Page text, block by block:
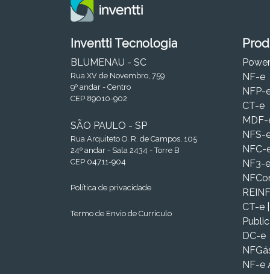
Inventti Tecnologia
BLUMENAU - SC
Rua XV de Novembro, 759
9º andar - Centro
CEP 89010-902
SÃO PAULO - SP
Rua Arquiteto O. R. de Campos, 105
24º andar - Sala 2434 - Torre B
CEP 04711-904
Política de privacidade
Termo de Envio de Curriculo
NF-e
NFP-
CT-e
MDF-
NFS-
NFC-
NF3-e
REINF
CT-e
DC-e
NF-e